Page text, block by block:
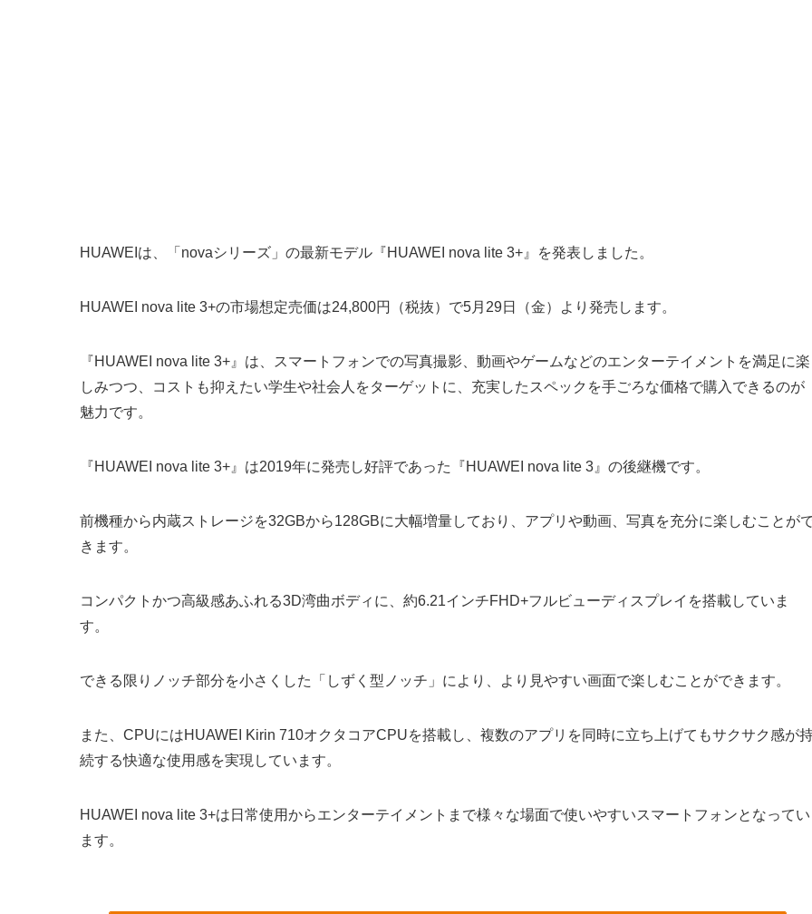
HUAWEIは、「novaシリーズ」の最新モデル『HUAWEI nova lite 3+』を発表しました。
HUAWEI nova lite 3+の市場想定売価は24,800円（税抜）で5月29日（金）より発売します。
『HUAWEI nova lite 3+』は、スマートフォンでの写真撮影、動画やゲームなどのエンターテイメントを満足に楽
しみつつ、コストも抑えたい学生や社会人をターゲットに、充実したスペックを手ごろな価格で購入できるのが
魅力です。
『HUAWEI nova lite 3+』は2019年に発売し好評であった『HUAWEI nova lite 3』の後継機です。
前機種から内蔵ストレージを32GBから128GBに大幅増量しており、アプリや動画、写真を充分に楽しむことが
きます。
コンパクトかつ高級感あふれる3D湾曲ボディに、約6.21インチFHD+フルビューディスプレイを搭載していま
す。
できる限りノッチ部分を小さくした「しずく型ノッチ」により、より見やすい画面で楽しむことができます。
また、CPUにはHUAWEI Kirin 710オクタコアCPUを搭載し、複数のアプリを同時に立ち上げてもサクサク感が
続する快適な使用感を実現しています。
HUAWEI nova lite 3+は日常使用からエンターテイメントまで様々な場面で使いやすいスマートフォンとなってい
ます。